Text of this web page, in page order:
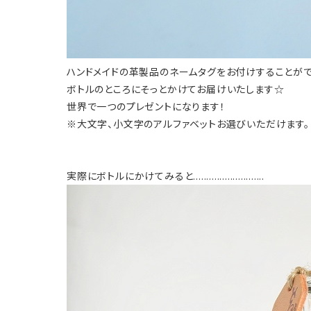
ハンドメイドの革製品のネームタグをお付けすることがで
ボトルのところにそっとかけてお届けいたします☆
世界で一つのプレゼントになります！
※大文字、小文字のアルファベットお選びいただけます。
実際にボトルにかけてみると...........................